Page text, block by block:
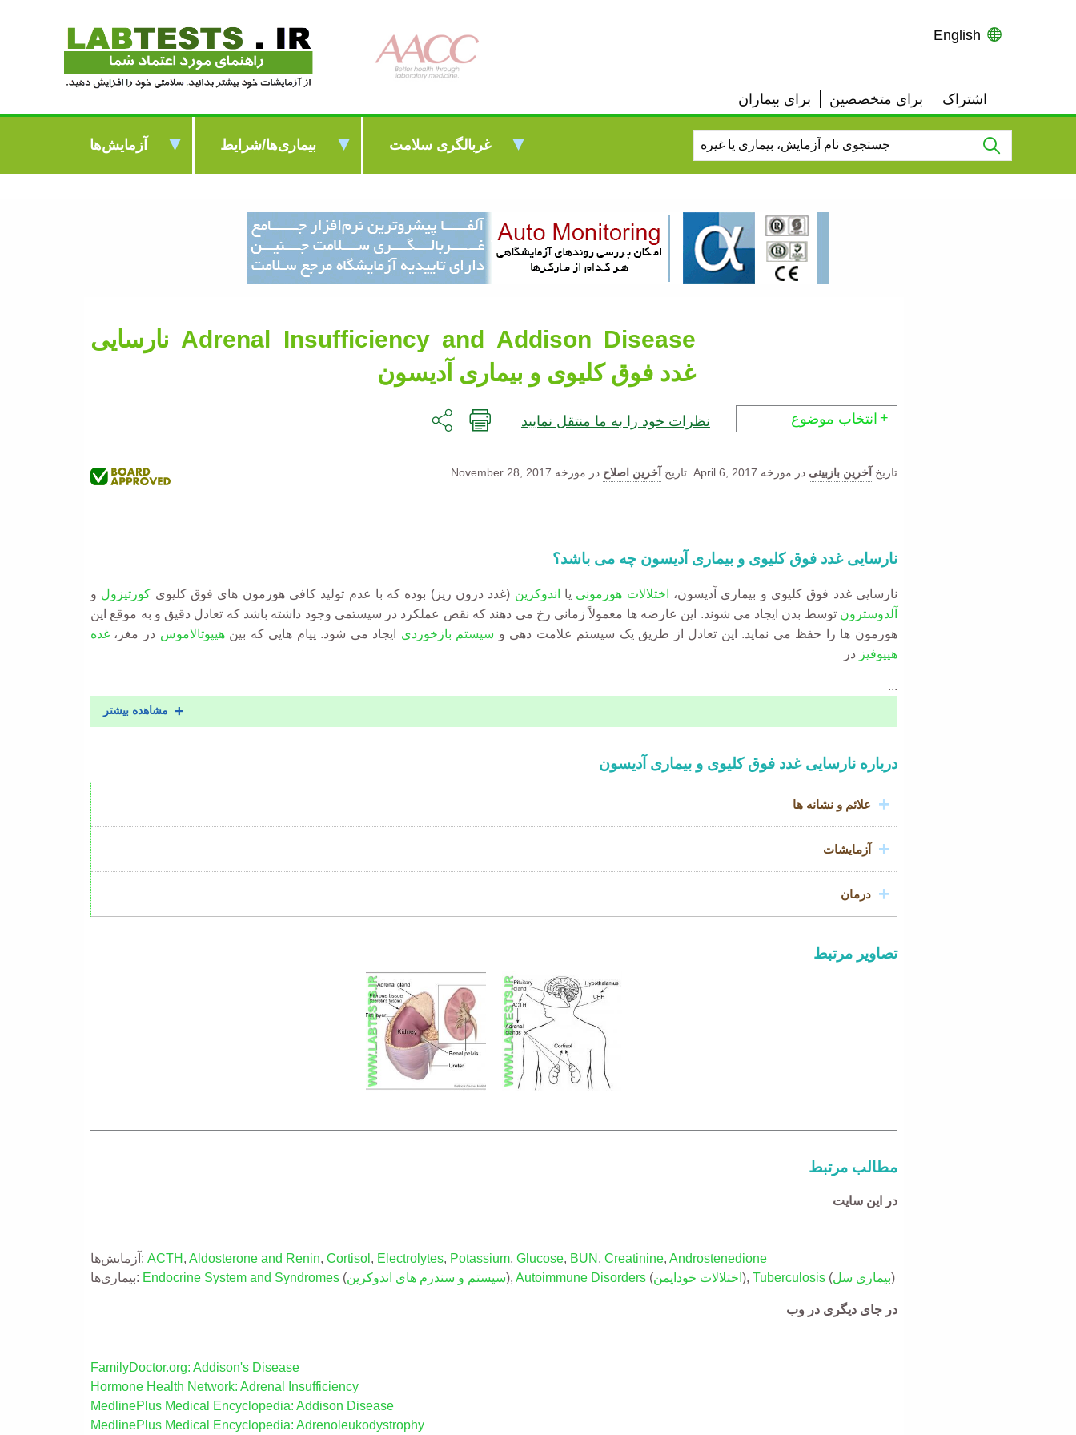
English
User
Top
Links
برای بیماران برای متخصصین اشتراک
آزمایش‌ها بیماری‌ها/شرایط غربالگری سلامت
Adrenal Insufficiency and Addison Disease نارسایی
غدد فوق کلیوی و بیماری آدیسون
نظرات خود را به ما منتقل نمایید انتخاب موضوع
تاریخآخرین بازبینی در مورخه April 6, 2017. تاریخآخرین اصلاح در مورخه November 28, 2017.
نارسایی غدد فوق کلیوی و بیماری آدیسون چه می باشد؟
نارسایی غدد فوق کلیوی و بیماری آدیسون، اختلالات هورمونی یا اندوکرین (غدد درون ریز) بوده که با عدم تولید کافی هورمون های فوق کلیوی کورتیزول و
آلدوسترون توسط بدن ایجاد می شوند. این عارضه ها معمولاً زمانی رخ می دهند که نقص عملکرد در سیستمی وجود داشته باشد که تعادل دقیق و به موقع این
هورمون ها را حفظ می نماید. این تعادل از طریق یک سیستم علامت دهی و سیستم بازخوردی ایجاد می شود. پیام هایی که بینهیپوتالاموس در مغز،غده
هیپوفیز در
...
مشاهده بیشتر
Accordion
Title
درباره نارسایی غدد فوق کلیوی و بیماری آدیسون
علائم و نشانه ها
آزمایشات
درمان
تصاویر مرتبط
مطالب مرتبط
در این سایت
آزمایش‌ها: ACTH , Aldosterone and Renin, Cortisol , Electrolytes, Potassium, Glucose, BUN , Creatinine, Androstenedione
بیماری‌ها: Endocrine System and Syndromes(سیستم و سندرم های اندوکرین), Autoimmune Disorders(اختلالات خودایمن ), Tuberculosis(بیماری سل)
در جای دیگری در وب
FamilyDoctor.org: Addison's Disease
Hormone Health Network: Adrenal Insufficiency
MedlinePlus Medical Encyclopedia: Addison Disease
MedlinePlus Medical Encyclopedia: Adrenoleukodystrophy